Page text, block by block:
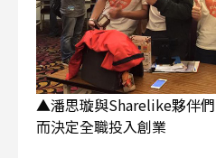
▲潘思璇與Sharelike夥伴
而決定全職投入創業